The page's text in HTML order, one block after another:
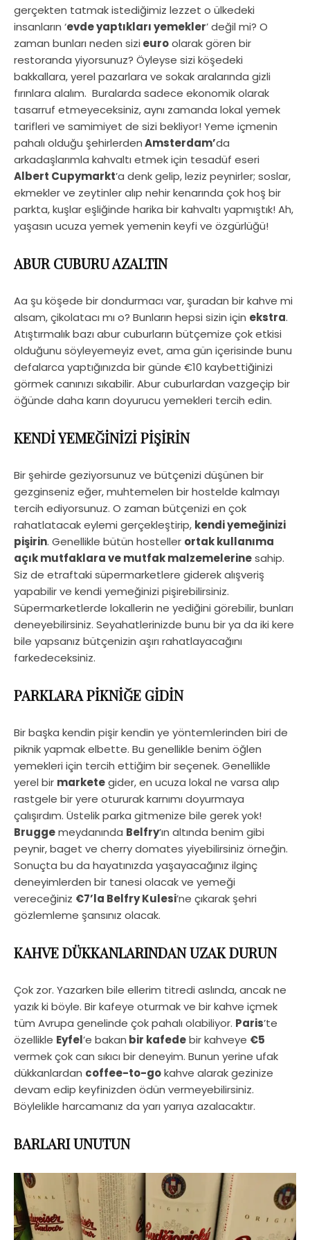
gerçekten tatmak istediğimiz lezzet o ülkedeki
insanların ‘evde yaptıkları yemekler’ değil mi? O
zaman bunları neden sizi euroolarak gören bir
restoranda yiyorsunuz? Öyleyse sizi köşedeki
bakkallara, yerel pazarlara ve sokak aralarında gizli
fırınlara alalım. Buralarda sadece ekonomik olarak
tasarruf etmeyeceksiniz, aynı zamanda lokal yemek
tarifleri ve samimiyet de sizi bekliyor! Yeme içmenin
pahalı olduğu şehirlerdenAmsterdam’da
arkadaşlarımla kahvaltı etmek için tesadüf eseri
Albert Cupymarkt’a denk gelip, leziz peynirler; soslar,
ekmekler ve zeytinler alıp nehir kenarında çok hoş bir
parkta, kuşlar eşliğinde harika bir kahvaltı yapmıştık! Ah,
yaşasın ucuza yemek yemenin keyfi ve özgürlüğü!
ABUR CUBURU AZALTIN
Aa şu köşede bir dondurmacı var, şuradan bir kahve mi
alsam, çikolatacı mı o? Bunların hepsi sizin için ekstra.
Atıştırmalık bazı abur cuburların bütçemize çok etkisi
olduğunu söyleyemeyiz evet, ama gün içerisinde bunu
defalarca yaptığınızda bir günde €10 kaybettiğinizi
görmek canınızı sıkabilir. Abur cuburlardan vazgeçip bir
öğünde daha karın doyurucu yemekleri tercih edin.
KENDİ YEMEĞİNİZİ PİŞİRİN
Bir şehirde geziyorsunuz ve bütçenizi düşünen bir
gezginseniz eğer, muhtemelen bir hostelde kalmayı
tercih ediyorsunuz. O zaman bütçenizi en çok
rahatlatacak eylemi gerçekleştirip, kendi yemeğinizi
pişirin. Genellikle bütün hosteller ortak kullanıma
açık mutfaklara ve mutfak malzemelerinesahip.
Siz de etraftaki süpermarketlere giderek alışveriş
yapabilir ve kendi yemeğinizi pişirebilirsiniz.
Süpermarketlerde lokallerin ne yediğini görebilir, bunları
deneyebilirsiniz. Seyahatlerinizde bunu bir ya da iki kere
bile yapsanız bütçenizin aşırı rahatlayacağını
farkedeceksiniz.
PARKLARA PİKNİĞE GİDİN
Bir başka kendin pişir kendin ye yöntemlerinden biri de
piknik yapmak elbette. Bu genellikle benim öğlen
yemekleri için tercih ettiğim bir seçenek. Genellikle
yerel bir marketegider, en ucuza lokal ne varsa alıp
rastgele bir yere otururak karnımı doyurmaya
çalışırdım. Üstelik parka gitmenize bile gerek yok!
Bruggemeydanında Belfry’ın altında benim gibi
peynir, baget ve cherry domates yiyebilirsiniz örneğin.
Sonuçta bu da hayatınızda yaşayacağınız ilginç
deneyimlerden bir tanesi olacak ve yemeği
vereceğiniz €7’la Belfry Kulesi’ne çıkarak şehri
gözlemleme şansınız olacak.
KAHVE DÜKKANLARINDAN UZAK DURUN
Çok zor. Yazarken bile ellerim titredi aslında, ancak ne
yazık ki böyle. Bir kafeye oturmak ve bir kahve içmek
tüm Avrupa genelinde çok pahalı olabiliyor. Paris’te
özellikle Eyfel’e bakan bir kafedebir kahveye €5
vermek çok can sıkıcı bir deneyim. Bunun yerine ufak
dükkanlardan coffee-to-gokahve alarak gezinize
devam edip keyfinizden ödün vermeyebilirsiniz.
Böylelikle harcamanız da yarı yarıya azalacaktır.
BARLARI UNUTUN